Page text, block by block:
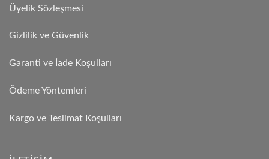
Üyelik Sözleşmesi
Gizlilik ve Güvenlik
Garanti ve İade Koşulları
Ödeme Yöntemleri
Kargo ve Teslimat Koşulları